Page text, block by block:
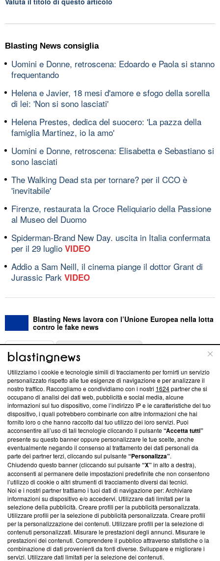
Blasting News consiglia
Uomini e Donne, retroscena: Edoardo e Paola si stanno
frequentando
Helena e Javier, 18 mesi d'amore e sfogo della sorella
di lei: 'Non si sono lasciati'
Helena Prestes, dedica del suocero: 'La pazza della
famiglia Martinez, io la amo'
Uomini e Donne, retroscena: Elisabetta e Sebastiano si
sono lasciati
The Walking Dead sta per tornare? per il CCO è
'inevitabile'
Firenze, restaurata la Croce Reliquiario della Passione
al Museo del Duomo
Spiderman-Brand New Day. uscita in Italia confermata
per il 29 luglio VIDEO
Addio a Sam Neill, il cinema piange il dottor Grant di
Jurassic Park VIDEO
Blasting News lavora con l’Unione Europea nella lotta
contro le fake news
ABOUT
Questa sezione offre informazioni trasparenti su Blasting
News, sui nostri processi editoriali e su come ci impegniamo a
creare news di qualità. Inoltre, afferma la nostra aderenza a
‘Trust Project - News with Integrity’Blasting News non è
ancora membro del programma, ma ha richiesto di farne
parte; Trust Project non ha ancora effettuato una verifica di
conformità agli standard.
Su di noi
Team editoriale
Corporate
Redazione
Informativa Privacy
Cookie Policy
Utilizziamo i cookie e tecnologie simili di tracciamento per fornirti un servizio
personalizzato rispetto alle tue esigenze di navigazione e per analizzare il
nostro traffico. Raccogliamo e condividiamo con i nostri 1624partner che si
occupano di analisi dei dati web, pubblicità e social media, alcune
informazioni sul tuo dispositivo, come l’indirizzo IP e le caratteristiche del tuo
dispositivo, i quali potrebbero combinarle con altre informazioni che hai
fornito loro o che hanno raccolto dal tuo utilizzo dei loro servizi. Puoi
acconsentire all’uso di tali tecnologie cliccando il pulsante“Accetta tutti”
presente su questo banner oppure personalizzare le tue scelte, anche
eventualmente negando il consenso al trattamento dei dati personali da
parte dei partner terzi, cliccando sul pulsante“Personalizza”.
Chiudendo questo banner (cliccando sul pulsante“X”in alto a destra),
acconsenti al permanere delle impostazioni predefinite che non consentono
l’utilizzo di cookie o altri strumenti di tracciamento diversi dai tecnici.
Noi e i nostri partner trattiamo i tuoi dati di navigazione per: Archiviare
informazioni su dispositivo e/o accedervi. Utilizzare dati limitati per la
selezione della pubblicità. Creare profili per la pubblicità personalizzata.
Utilizzare profili per la selezione di pubblicità personalizzata. Creare profili
per la personalizzazione dei contenuti. Utilizzare profili per la selezione di
contenuti personalizzati. Misurare le prestazioni degli annunci. Misurare le
prestazioni dei contenuti. Comprendere il pubblico attraverso statistiche o la
combinazione di dati provenienti da fonti diverse. Sviluppare e migliorare i
servizi. Utilizzare dati limitati per la selezione dei contenuti.